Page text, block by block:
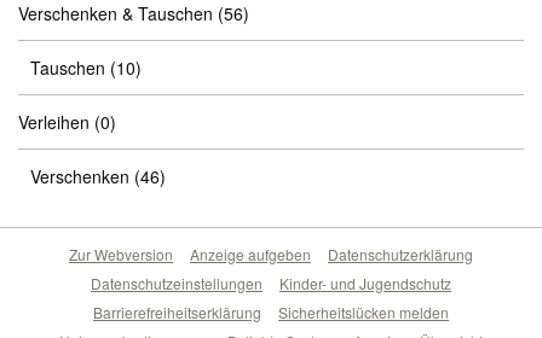
Verschenken & Tauschen (56)
Tauschen (10)
Verleihen (0)
Verschenken (46)
Zur Webversion Anzeige aufgeben
Datenschutzerklärung
Datenschutzeinstellungen
Kinder- und Jugendschutz
Barrierefreiheitserklärung
Sicherheitslücken melden